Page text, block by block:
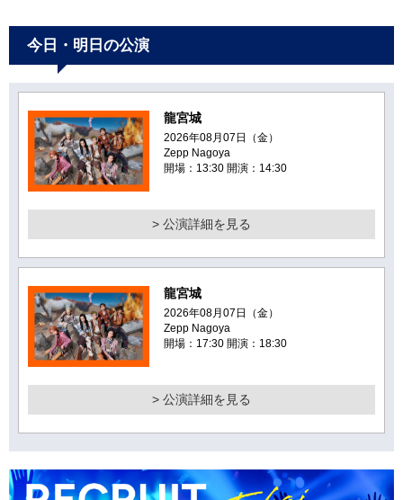
今日・明日の公演
龍宮城
2026年08月07日（金）
Zepp Nagoya
開場：13:30 開演：14:30
> 公演詳細を見る
龍宮城
2026年08月07日（金）
Zepp Nagoya
開場：17:30 開演：18:30
> 公演詳細を見る